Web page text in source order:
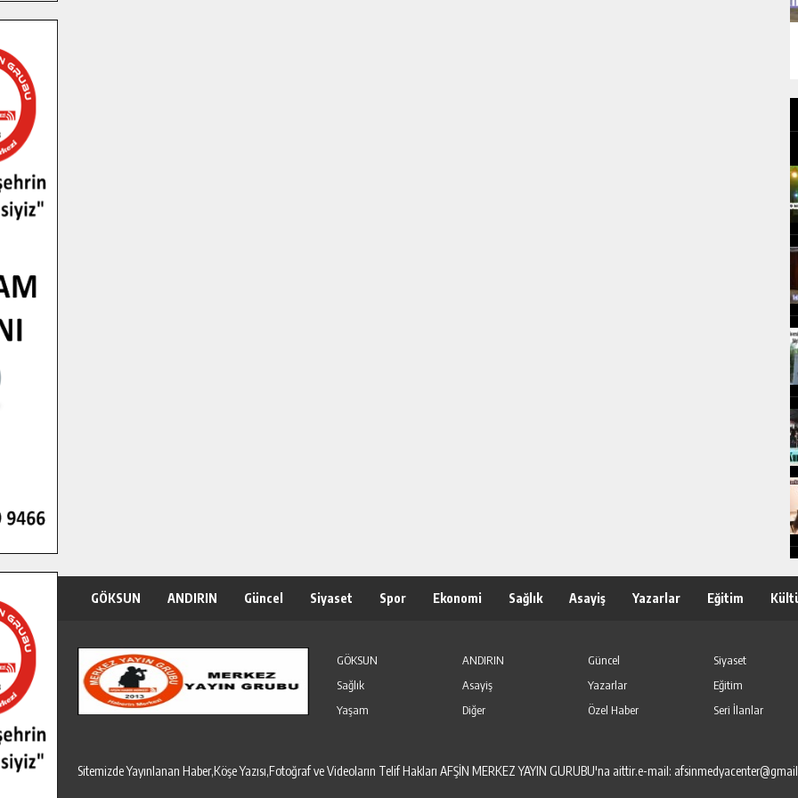
GÖKSUN ANDIRIN Güncel Siyaset Spor Ekonomi Sağlık Asayiş Yazarlar Eğitim
GÖKSUN ANDIRIN Güncel Siyaset
Sağlık
Asayiş Yazarlar Eğitim
Yaşam
Diğer Özel Haber Seri İlanlar
Sitemizde Yayınlanan Haber,Köşe Yazısı,Fotoğraf ve Videoların Telif Hakları AFŞİN MERKEZ YAYIN GURUBU'na aittir.e-mail: